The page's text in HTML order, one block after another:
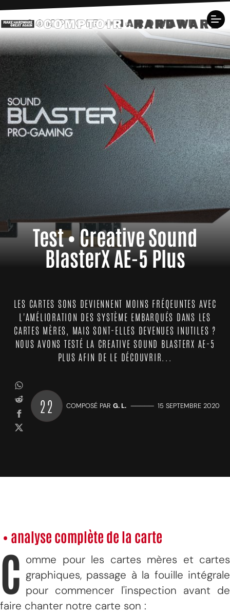
Test • Creative Sound
BlasterX AE-5 Plus
LES CARTES SONS DEVIENNENT MOINS FRÉQEUNTES AVEC
L'AMÉLIORATION DES SYSTÈME EMBARQUÉS DANS LES
CARTES MÈRES, MAIS SONT-ELLES DEVENUES INUTILES ?
NOUS AVONS TESTÉ LA CREATIVE SOUND BLASTERX AE-5
PLUS AFIN DE LE DÉCOUVRIR...
22 COMPOSÉ PAR G. L. ————— 15 SEPTEMBRE 2020
• analyse complète de la carte
C omme pour les cartes mères et cartes
graphiques, passage à la fouille intégrale
pour commencer l'inspection avant de
faire chanter notre carte son :